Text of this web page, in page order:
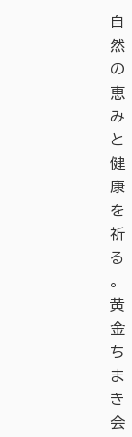
自
然
の
恵
み
と
健
康
を
祈
る
。
黄
金
ち
ま
き
会